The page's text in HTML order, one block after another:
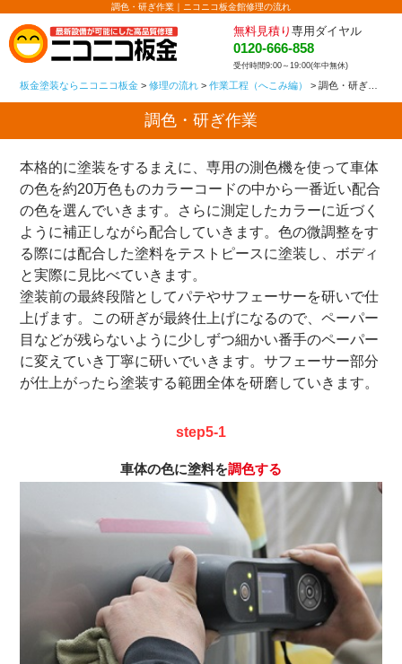
調色・研ぎ作業｜ニコニコ板金館修理の流れ
無料見積り 専用ダイヤル
0120-666-858
受付時間9:00～19:00(年中無休)
板金塗装ならニコニコ板金 >修理の流れ >作業工程（へこみ編） >調色・研ぎ作業
調色・研ぎ作業
本格的に塗装をするまえに、専用の測色機を使って車体
の色を約20万色ものカラーコードの中から一番近い配合
の色を選んでいきます。さらに測定したカラーに近づく
ように補正しながら配合していきます。色の微調整をす
る際には配合した塗料をテストピースに塗装し、ボディ
と実際に見比べていきます。
塗装前の最終段階としてパテやサフェーサーを研いで仕
上げます。この研ぎが最終仕上げになるので、ペーパー
目などが残らないように少しずつ細かい番手のペーパー
に変えていき丁寧に研いでいきます。サフェーサー部分
が仕上がったら塗装する範囲全体を研磨していきます。
step5-1
車体の色に塗料を調色する